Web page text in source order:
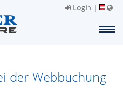
Login |
der Webbuchung